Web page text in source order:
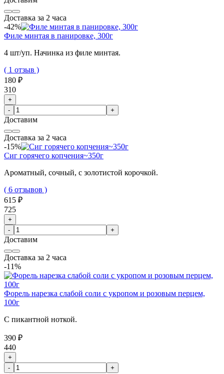
Доставка за 2 часа
-42%
Филе минтая в панировке, 300г
4 шт/уп. Начинка из филе минтая.
( 1 отзыв )
180 ₽
310
+
-
+
Доставим
Доставка за 2 часа
-15%
Сиг горячего копчения~350г
Ароматный, сочный, с золотистой корочкой.
( 6 отзывов )
615 ₽
725
+
-
+
Доставим
Доставка за 2 часа
-11%
Форель нарезка слабой соли с укропом и розовым перцем,
100г
С пикантной ноткой.
390 ₽
440
+
-
+